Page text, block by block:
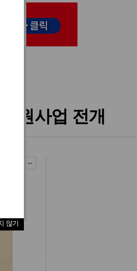
않기
원사업 전개